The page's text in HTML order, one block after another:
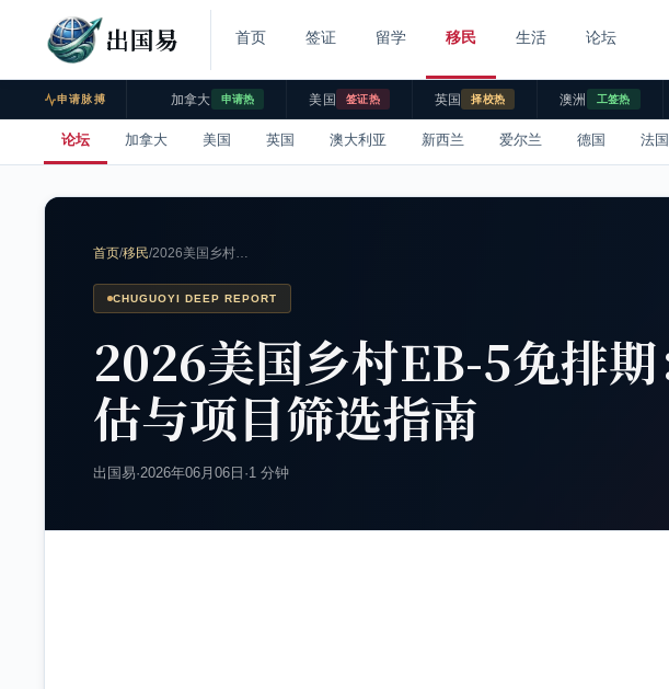
出国易 首页 签证 留学 移民 生活 论坛
申请脉搏 加拿大 申请热 美国 签证热 英国 择校热 澳洲 工签热
论坛 加拿大 美国 英国 澳大利亚 新西兰 爱尔兰 德国 法国
首页/移民/2026美国乡村…
CHUGUOYI DEEP REPORT
2026美国乡村EB-5免排
估与项目筛选指南
出国易·2026年06月06日 ·1 分钟